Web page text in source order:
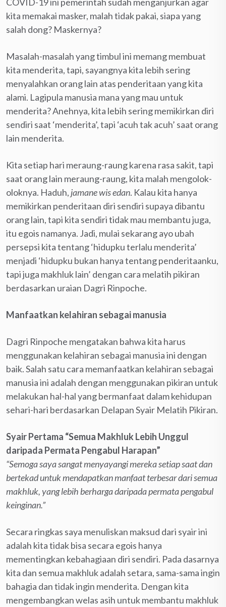
kita memakai masker, malah tidak pakai, siapa yang
salah dong? Maskernya?
Masalah-masalah yang timbul ini memang membuat
kita menderita, tapi, sayangnya kita lebih sering
menyalahkan orang lain atas penderitaan yang kita
alami. Lagipula manusia mana yang mau untuk
menderita? Anehnya, kita lebih sering memikirkan diri
sendiri saat ‘menderita’, tapi ‘acuh tak acuh’ saat orang
lain menderita.
Kita setiap hari meraung-raung karena rasa sakit, tapi
saat orang lain meraung-raung, kita malah mengolok-
oloknya. Haduh, jamane wis edan. Kalau kita hanya
memikirkan penderitaan diri sendiri supaya dibantu
orang lain, tapi kita sendiri tidak mau membantu juga,
itu egois namanya. Jadi, mulai sekarang ayo ubah
persepsi kita tentang ‘hidupku terlalu menderita’
menjadi ‘hidupku bukan hanya tentang penderitaanku,
tapi juga makhluk lain’ dengan cara melatih pikiran
berdasarkan uraian Dagri Rinpoche.
Manfaatkan kelahiran sebagai manusia
Dagri Rinpoche mengatakan bahwa kita harus
menggunakan kelahiran sebagai manusia ini dengan
baik. Salah satu cara memanfaatkan kelahiran sebagai
manusia ini adalah dengan menggunakan pikiran untuk
melakukan hal-hal yang bermanfaat dalam kehidupan
sehari-hari berdasarkan Delapan Syair Melatih Pikiran.
Syair Pertama “Semua Makhluk Lebih Unggul
daripada Permata Pengabul Harapan”
“Semoga saya sangat menyayangi mereka setiap saat dan
bertekad untuk mendapatkan manfaat terbesar dari semua
makhluk, yang lebih berharga daripada permata pengabul
keinginan.”
Secara ringkas saya menuliskan maksud dari syair ini
adalah kita tidak bisa secara egois hanya
mementingkan kebahagiaan diri sendiri. Pada dasarnya
kita dan semua makhluk adalah setara, sama-sama ingin
bahagia dan tidak ingin menderita. Dengan kita
mengembangkan welas asih untuk membantu makhluk